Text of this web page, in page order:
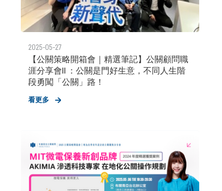
2025-05-27
【公關策略開箱會｜精選筆記】公關顧問職
涯分享會II ：公關是門好生意，不同人生階
段勇闖「公關」路！
看更多